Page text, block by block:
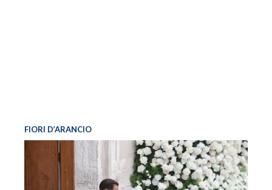
FIORI D’ARANCIO